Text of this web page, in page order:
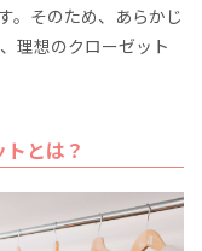
。そのため、あらかじ
理想のクローゼット
とは？